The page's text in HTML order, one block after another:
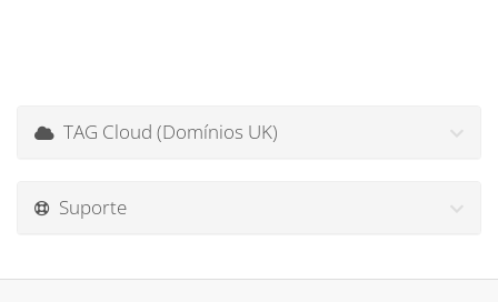
TAG Cloud (Domínios UK)
Suporte